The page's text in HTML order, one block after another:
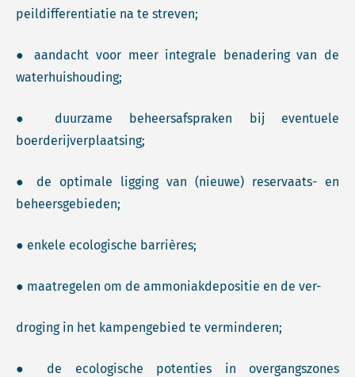
peildifferentiatie na te streven;
● aandacht voor meer integrale benadering van de
waterhuishouding;
● duurzame beheersafspraken bij eventuele
boerderijverplaatsing;
● de optimale ligging van (nieuwe) reservaats- en
beheersgebieden;
● enkele ecologische barrières;
● maatregelen om de ammoniakdepositie en de ver-
droging in het kampengebied te verminderen;
● de ecologische potenties in overgangszones